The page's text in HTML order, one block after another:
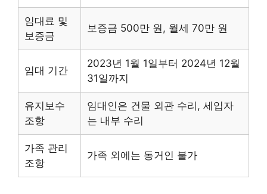
임대료 및
보증금
보증금 500만 원, 월세 70만 원
임대 기간
2023년 1월 1일부터 2024년 12월
31일까지
유지보수
조항
임대인은 건물 외관 수리, 세입자
는 내부 수리
가족 관리
조항
가족 외에는 동거인 불가